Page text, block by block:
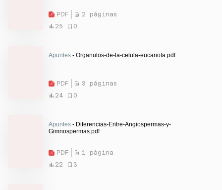
PDF
2 páginas
25
0
Apuntes - Organulos-de-la-celula-eucariota.pdf
PDF
3 páginas
24
0
Apuntes - Diferencias-Entre-Angiospermas-y-
Gimnospermas.pdf
PDF
1 página
22
3